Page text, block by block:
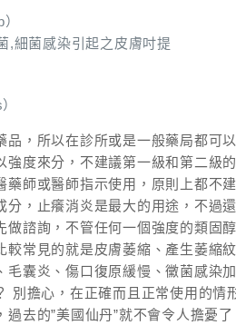
,細菌感染引起之皮膚吋提
品，所以在診所或是一般藥局都可
強度來分，不建議第一級和第二級
藥師或醫師指示使用，原則上都不
分，止癢消炎是最大的用途，不過
做諮詢，不管任何一個強度的類固
常見的就是皮膚萎縮、產生萎縮
毛囊炎、傷口復原緩慢、黴菌感
別擔心，在正確而且正常使用的情
去的”美國仙丹”就不會令人擔憂了